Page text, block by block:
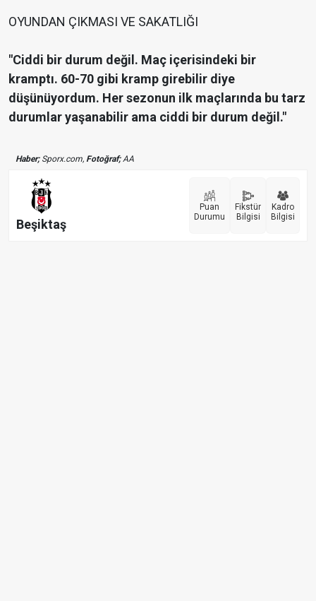
OYUNDAN ÇIKMASI VE SAKATLIĞI
"Ciddi bir durum değil. Maç içerisindeki bir
kramptı. 60-70 gibi kramp girebilir diye
düşünüyordum. Her sezonun ilk maçlarında bu tarz
durumlar yaşanabilir ama ciddi bir durum değil."
Haber;Sporx.com, Fotoğraf;AA
Beşiktaş
Puan
Durumu
Fikstür
Bilgisi
Kadro
Bilgisi